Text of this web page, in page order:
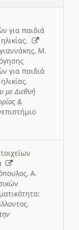
για παιδιά
Μ.
για παιδιά
.
με Διεθνή
&
Α.